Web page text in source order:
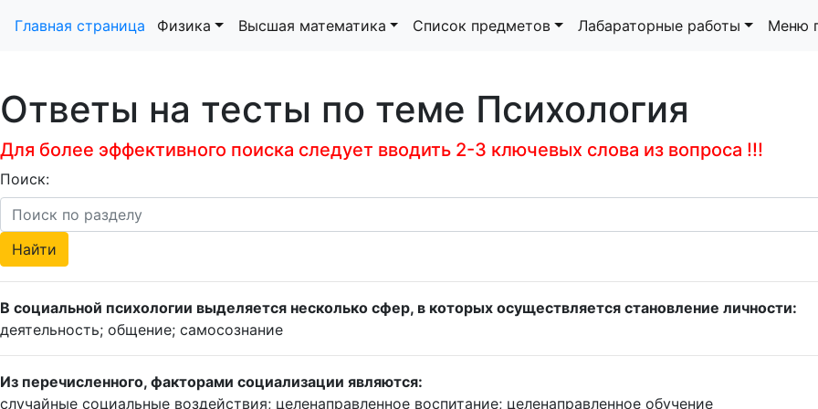
Главная страница Физика Высшая математика Список предметов Лабараторные работы Меню
Ответы на тесты по теме Психология
Для более эффективного поиска следует вводить 2-3 ключевых слова из вопроса !!!
Поиск:
В социальной психологии выделяется несколько сфер, в которых осуществляется становление личности:
деятельность; общение; самосознание
Из перечисленного, факторами социализации являются:
случайные социальные воздействия; целенаправленное воспитание; целенаправленное обучение